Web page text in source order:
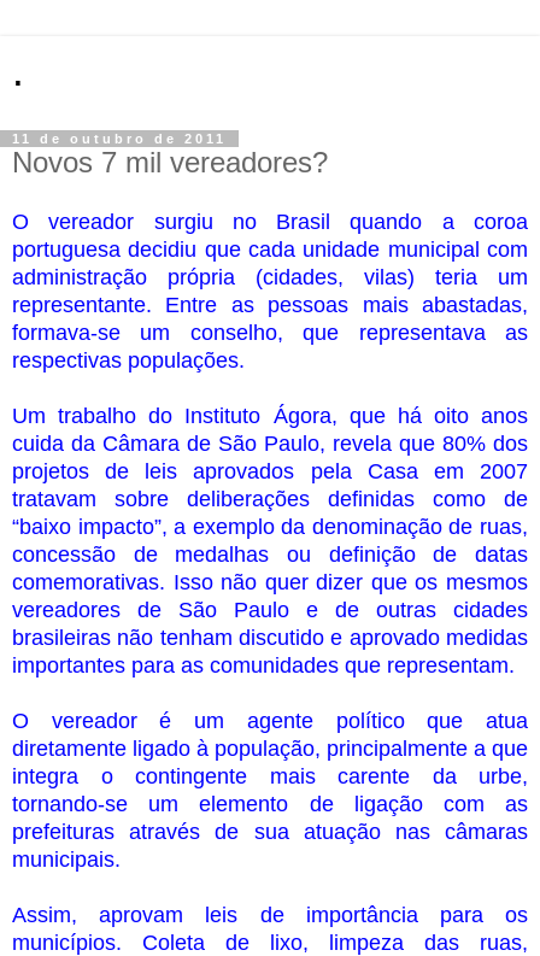
.
11 de outubro de 2011
Novos 7 mil vereadores?
O vereador surgiu no Brasil quando a coroa
portuguesa decidiu que cada unidade municipal com
administração própria (cidades, vilas) teria um
representante. Entre as pessoas mais abastadas,
formava-se um conselho, que representava as
respectivas populações.
Um trabalho do Instituto Ágora, que há oito anos
cuida da Câmara de São Paulo, revela que 80% dos
projetos de leis aprovados pela Casa em 2007
tratavam sobre deliberações definidas como de
“baixo impacto”, a exemplo da denominação de ruas,
concessão de medalhas ou definição de datas
comemorativas. Isso não quer dizer que os mesmos
vereadores de São Paulo e de outras cidades
brasileiras não tenham discutido e aprovado medidas
importantes para as comunidades que representam.
O vereador é um agente político que atua
diretamente ligado à população, principalmente a que
integra o contingente mais carente da urbe,
tornando-se um elemento de ligação com as
prefeituras através de sua atuação nas câmaras
municipais.
Assim, aprovam leis de importância para os
municípios. Coleta de lixo, limpeza das ruas,